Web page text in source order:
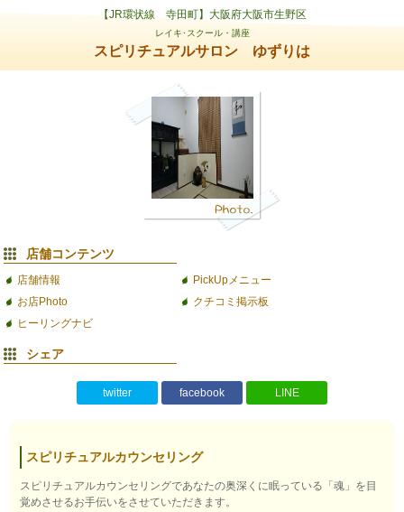
【JR環状線 寺田町】大阪府大阪市生野区
レイキ･スクール・講座
スピリチュアルサロン ゆずりは
店舗コンテンツ
店舗情報
PickUpメニュー
お店Photo
クチコミ掲示板
ヒーリングナビ
シェア
twitter facebook LINE
スピリチュアルカウンセリング
スピリチュアルカウンセリングであなたの奥深くに眠っている「魂」を目
覚めさせるお手伝いをさせていただきます。